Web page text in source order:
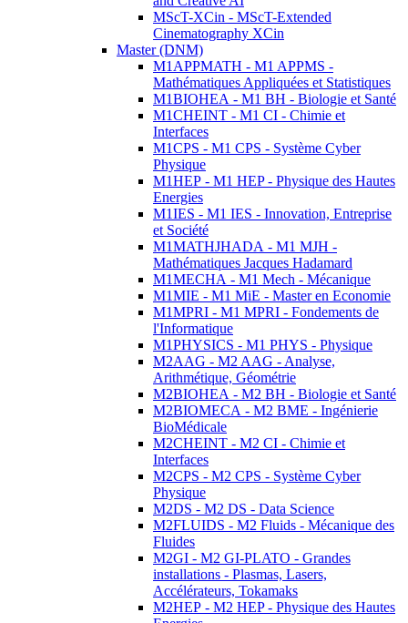
MScT-XCin - MScT-Extended
Cinematography XCin
Master (DNM)
M1APPMATH - M1 APPMS -
Mathématiques Appliquées et Statistiques
M1BIOHEA - M1 BH - Biologie et Santé
M1CHEINT - M1 CI - Chimie et
Interfaces
M1CPS - M1 CPS - Système Cyber
Physique
M1HEP - M1 HEP - Physique des Hautes
Energies
M1IES - M1 IES - Innovation, Entreprise
et Société
M1MATHJHADA - M1 MJH -
Mathématiques Jacques Hadamard
M1MECHA - M1 Mech - Mécanique
M1MIE - M1 MiE - Master en Economie
M1MPRI - M1 MPRI - Fondements de
l'Informatique
M1PHYSICS - M1 PHYS - Physique
M2AAG - M2 AAG - Analyse,
Arithmétique, Géométrie
M2BIOHEA - M2 BH - Biologie et Santé
M2BIOMECA - M2 BME - Ingénierie
BioMédicale
M2CHEINT - M2 CI - Chimie et
Interfaces
M2CPS - M2 CPS - Système Cyber
Physique
M2DS - M2 DS - Data Science
M2FLUIDS - M2 Fluids - Mécanique des
Fluides
M2GI - M2 GI-PLATO - Grandes
installations - Plasmas, Lasers,
Accélérateurs, Tokamaks
M2HEP - M2 HEP - Physique des Hautes